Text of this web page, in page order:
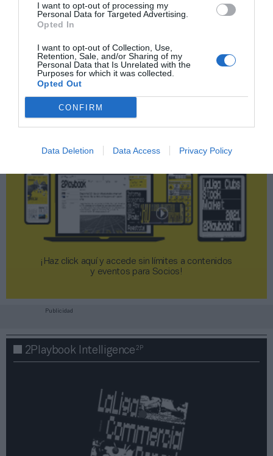
I want to opt-out of processing my
Personal Data for Targeted Advertising.
Opted In
I want to opt-out of Collection, Use,
Retention, Sale, and/or Sharing of my
Personal Data that Is Unrelated with the
Purposes for which it was collected.
Opted Out
CONFIRM
Data Deletion Data Access Privacy Policy
Publicidad
2Playbook Club2P
¡Haz click aquí y accede sin límites a contenidos
y eventos para Socios!​​​​​​​
Publicidad
2Playbook Intelligence2P